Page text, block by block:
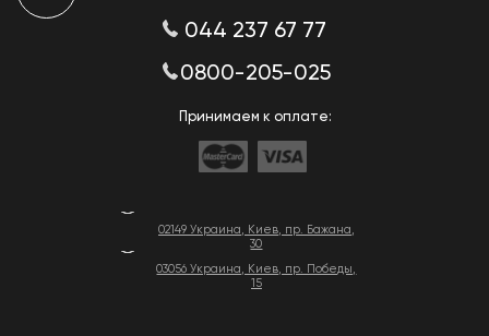
02149 Украина, Киев, пр. Бажана,
30
03056 Украина, Киев, пр. Победы,
15
044 237 67 77
0800-205-025
Принимаем к оплате: